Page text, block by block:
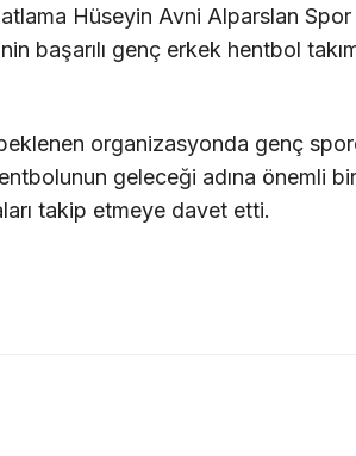
Hüseyin Avni Alparslan Spor
başarılı genç erkek hentbol
organizasyonda genç
geleceği adına önemli
takip etmeye davet etti.